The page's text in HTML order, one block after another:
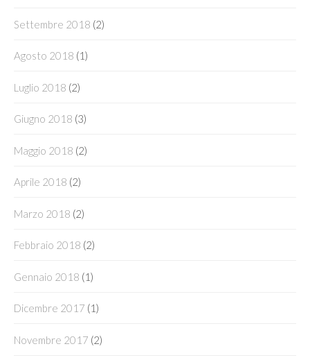
Settembre 2018 (2)
Agosto 2018 (1)
Luglio 2018 (2)
Giugno 2018 (3)
Maggio 2018 (2)
Aprile 2018 (2)
Marzo 2018 (2)
Febbraio 2018 (2)
Gennaio 2018 (1)
Dicembre 2017 (1)
Novembre 2017 (2)